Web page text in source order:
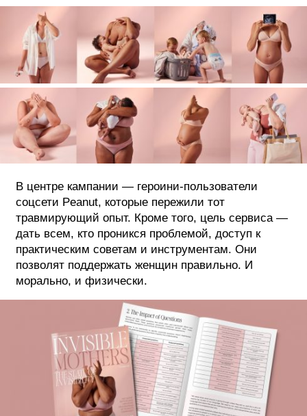
В центре кампании — героини-пользователи
соцсети Peanut, которые пережили тот
травмирующий опыт. Кроме того, цель сервиса —
дать всем, кто проникся проблемой, доступ к
практическим советам и инструментам. Они
позволят поддержать женщин правильно. И
морально, и физически.